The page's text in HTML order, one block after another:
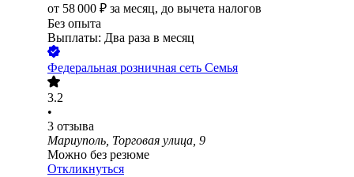
от 58 000 ₽ за месяц, до вычета налогов
Без опыта
Выплаты: Два раза в месяц
Федеральная розничная сеть Семья
3.2
•
3 отзыва
Мариуполь, Торговая улица, 9
Можно без резюме
Откликнуться